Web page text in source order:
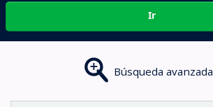
Ir
Búsqueda avanzada